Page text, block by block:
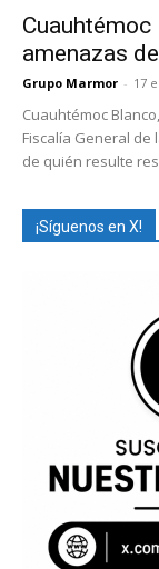
Cuauhtémoc
amenazas
Grupo Marmor - 17
Cuauhtémoc
Fiscalía General
de quién resulte
¡Síguenos en X!